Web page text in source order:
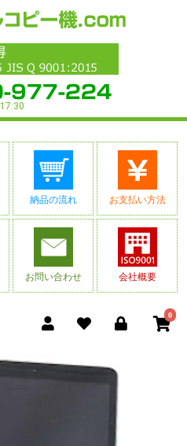
納品の流れ お支払い方法
お問い合わせ 会社概要
0